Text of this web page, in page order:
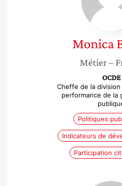
Monica
Métier–
OCDE
Cheffe de la
performance de la
Politiques
Indicateurs de
Participation